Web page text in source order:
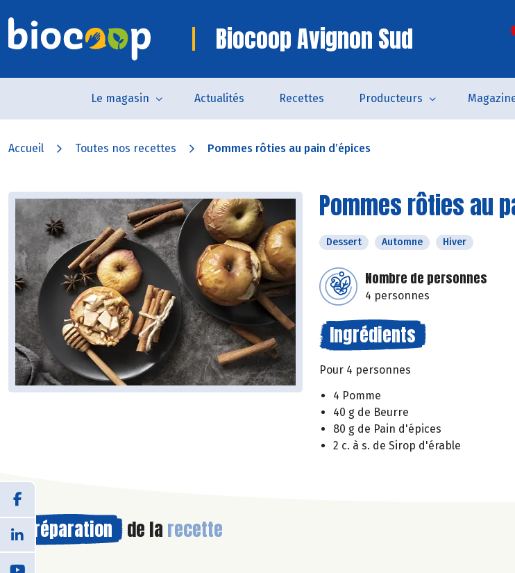
Biocoop Avignon Sud
Le magasin Actualités Recettes Producteurs
Accueil Toutes nos recettes Pommes rôties au pain d’épices
Pommes rôties au
Dessert Automne Hiver
Nombre de personnes
4 personnes
Ingrédients
Pour 4 personnes
4 Pomme
40 g de Beurre
80 g de Pain d'épices
2 c. à s. de Sirop d'érable
Préparation de la recette